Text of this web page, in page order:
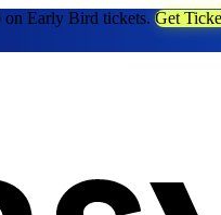
on Early Bird tickets. Get